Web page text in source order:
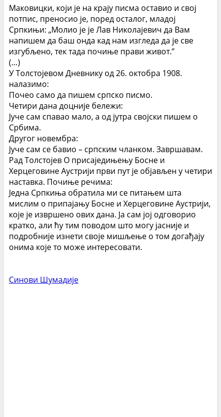
Маковицки, који је на крају писма оставио и свој
потпис, преносио је, поред осталог, младој
Српкињи: „Молио је је Лав Николајевич да Вам
напишем да баш онда кад нам изгледа да је све
изгубљено, тек тада почиње прави живот.”
(…)
У Толстојевом Дневнику од 26. октобра 1908.
налазимо:
Почео само да пишем српско писмо.
Четири дана доцније бележи:
Јуче сам спавао мало, а од јутра својски пишем о
Србима.
Другог новембра:
Јуче сам се бавио – српским чланком. Завршавам.
Рад Толстојев О присаједињењу Босне и
Херцеговине Аустрији први пут је објављен у четири
наставка. Почиње речима:
Једна Српкиња обратила ми се питањем шта
мислим о припајању Босне и Херцеговине Аустрији,
које је извршено ових дана. Ја сам јој одговорио
кратко, али ћу тим поводом што могу јасније и
подробније изнети своје мишљење о том догађају
онима које то може интересовати.
Синови Шумадије